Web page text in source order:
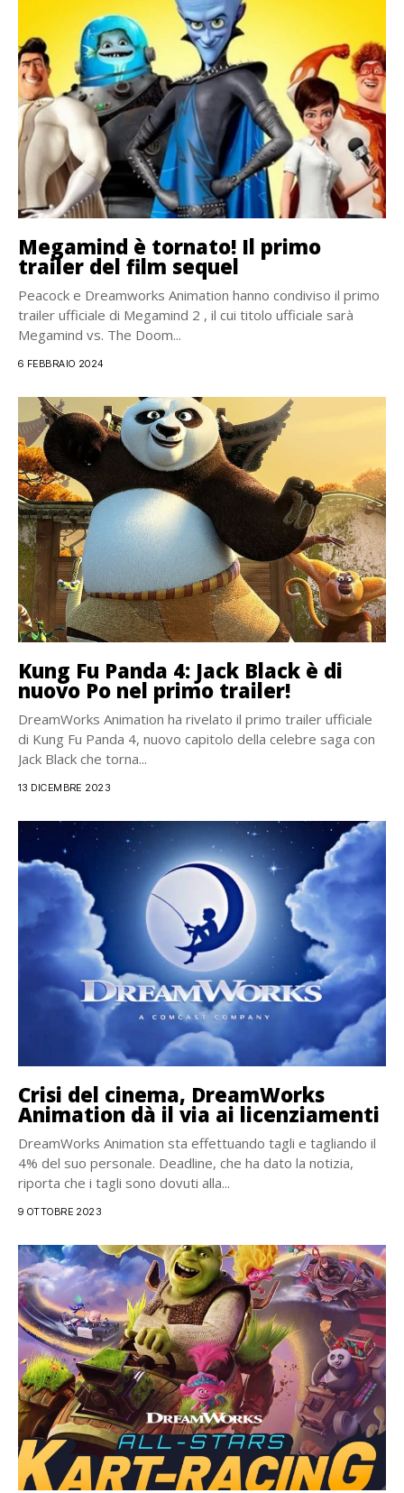
Megamind è tornato! Il primo
trailer del film sequel
Peacock e Dreamworks Animation hanno condiviso il primo
trailer ufficiale di Megamind 2 , il cui titolo ufficiale sarà
Megamind vs. The Doom...
6 FEBBRAIO 2024
Kung Fu Panda 4: Jack Black è di
nuovo Po nel primo trailer!
DreamWorks Animation ha rivelato il primo trailer ufficiale
di Kung Fu Panda 4, nuovo capitolo della celebre saga con
Jack Black che torna...
13 DICEMBRE 2023
Crisi del cinema, DreamWorks
Animation dà il via ai licenziamenti
DreamWorks Animation sta effettuando tagli e tagliando il
4% del suo personale. Deadline, che ha dato la notizia,
riporta che i tagli sono dovuti alla...
9 OTTOBRE 2023